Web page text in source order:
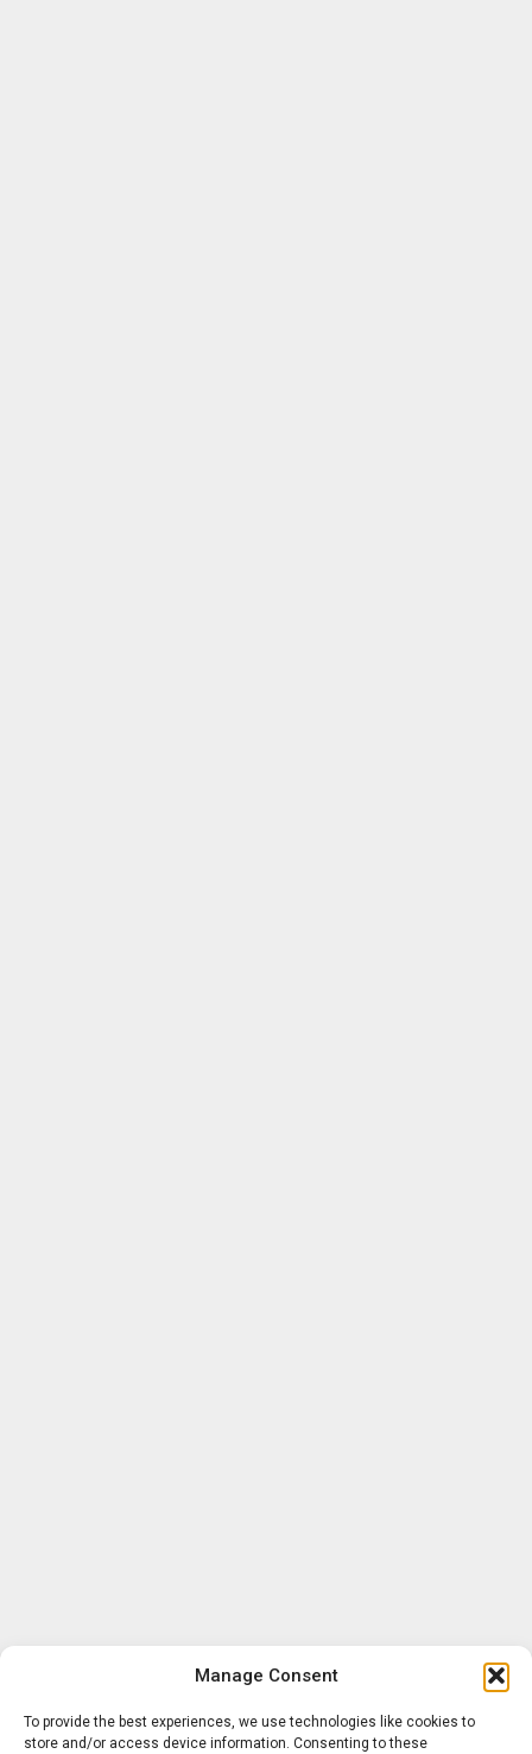
Manage Consent
To provide the best experiences, we use technologies like cookies to
store and/or access device information. Consenting to these